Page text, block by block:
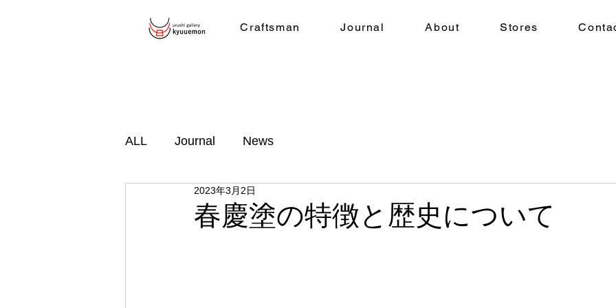
Craftsman Journal About Stores
ALL Journal News
春慶塗の特徴と歴史について
2023年3月2日